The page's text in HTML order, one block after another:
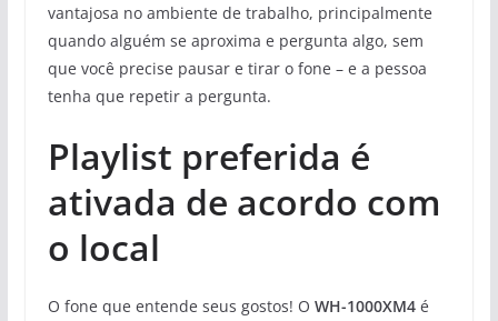
vantajosa no ambiente de trabalho, principalmente
quando alguém se aproxima e pergunta algo, sem
que você precise pausar e tirar o fone – e a pessoa
tenha que repetir a pergunta.
Playlist preferida é
ativada de acordo com
o local
O fone que entende seus gostos! O WH-1000XM4 é